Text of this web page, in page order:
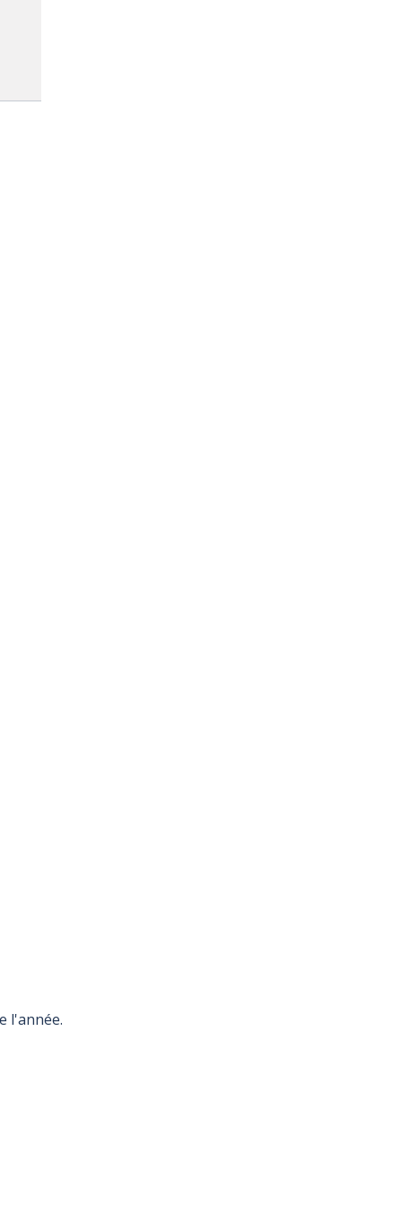
l'année.